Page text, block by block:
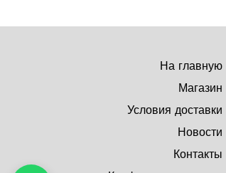
На главную
Магазин
Условия доставки
Новости
Контакты